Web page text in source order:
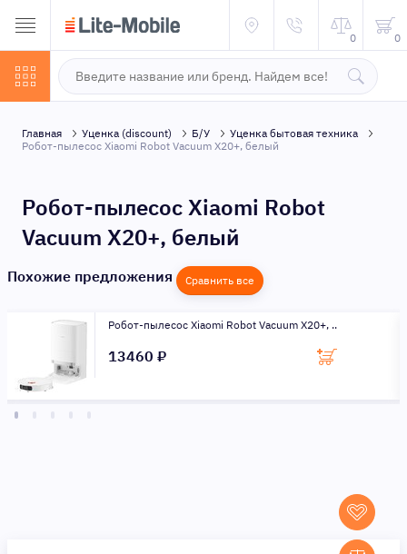
0 0
Главная Уценка (discount) Б/У
Уценка бытовая техника
Робот-пылесос Xiaomi Robot Vacuum X20+, белый
Робот-пылесос Xiaomi Robot
Vacuum X20+, белый
Похожие предложения Сравнить все
Робот-пылесос Xiaomi Robot Vacuum X20+, ..
13460 ₽